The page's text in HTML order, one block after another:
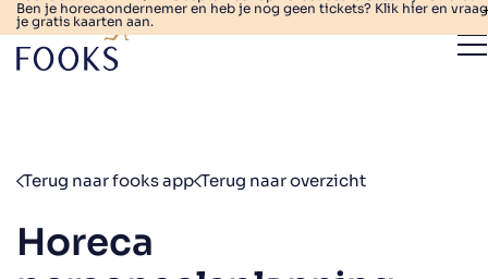
Ben je horecaondernemer en heb je nog geen tickets? Klik hier en vraag
je gratis kaarten aan.
Terug naar fooks app Terug naar overzicht
Horeca